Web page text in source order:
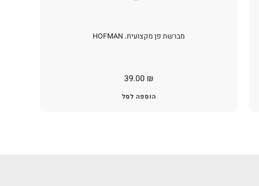
מברשת פן מקצועית. HOFMAN
39.00 ₪
הוספה לסל